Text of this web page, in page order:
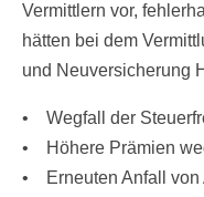
Vermittlern vor,
hätten bei dem
und Neuversicherung
• Wegfall der
• Höhere Prämien
• Erneuten Anfall von